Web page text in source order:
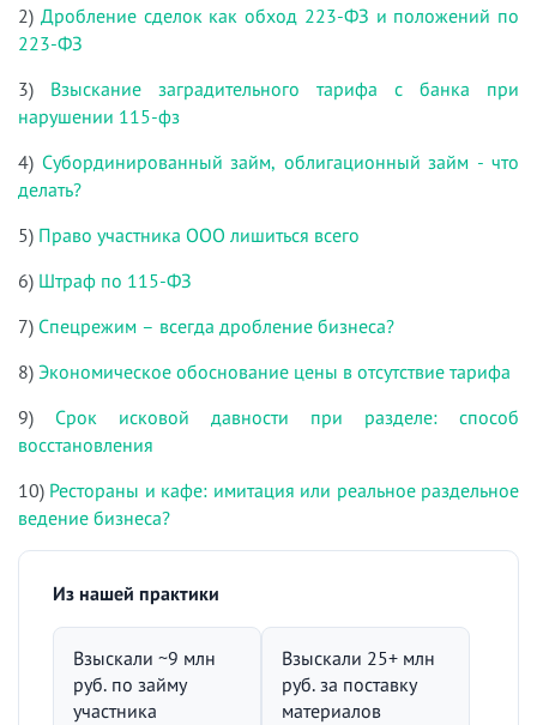
2) Дробление сделок как обход 223-ФЗ и положений по
223-ФЗ
3) Взыскание заградительного тарифа с банка при
нарушении 115-фз
4) Субординированный займ, облигационный займ - что
делать?
5) Право участника ООО лишиться всего
6) Штраф по 115-ФЗ
7) Спецрежим – всегда дробление бизнеса?
8) Экономическое обоснование цены в отсутствие тарифа
9) Срок исковой давности при разделе: способ
восстановления
10) Рестораны и кафе: имитация или реальное раздельное
ведение бизнеса?
Из нашей практики
Взыскали ~9 млн
руб. по займу
участника
Взыскали 25+ млн
руб. за поставку
материалов